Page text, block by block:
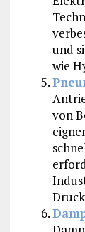
und
wie
von